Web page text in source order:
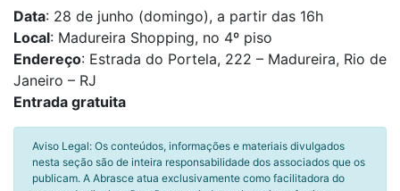
Data: 28 de junho (domingo), a partir das 16h
Local: Madureira Shopping, no 4º piso
Endereço: Estrada do Portela, 222 – Madureira, Rio de
Janeiro – RJ
Entrada gratuita
Aviso Legal: Os conteúdos, informações e materiais divulgados
nesta seção são de inteira responsabilidade dos associados que os
publicam. A Abrasce atua exclusivamente como facilitadora do